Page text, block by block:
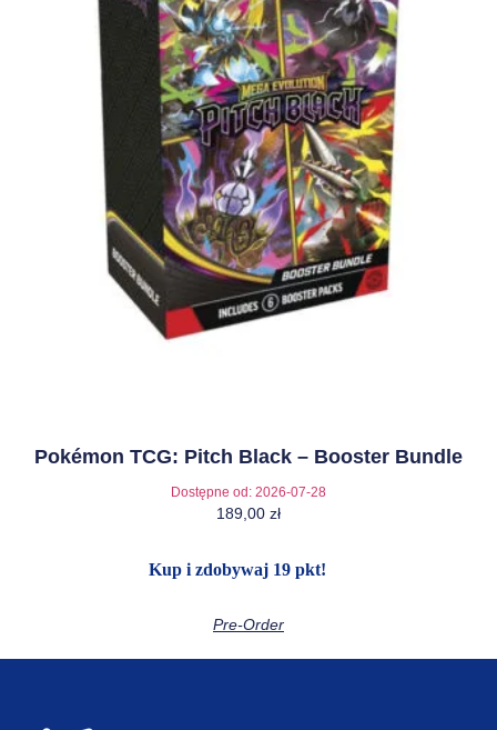
Pokémon TCG: Pitch Black – Booster Bundle
Dostępne od: 2026-07-28
189,00 zł
Kup i zdobywaj 19 pkt!
Pre-Order